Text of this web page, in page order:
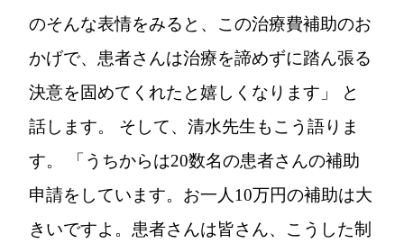
のそんな表情をみると、この治療費補助のお
かげで、患者さんは治療を諦めずに踏ん張る
決意を固めてくれたと嬉しくなります」 と
話します。 そして、清水先生もこう語りま
す。 「うちからは20数名の患者さんの補助
申請をしています。お一人10万円の補助は大
きいですよ。患者さんは皆さん、こうした制